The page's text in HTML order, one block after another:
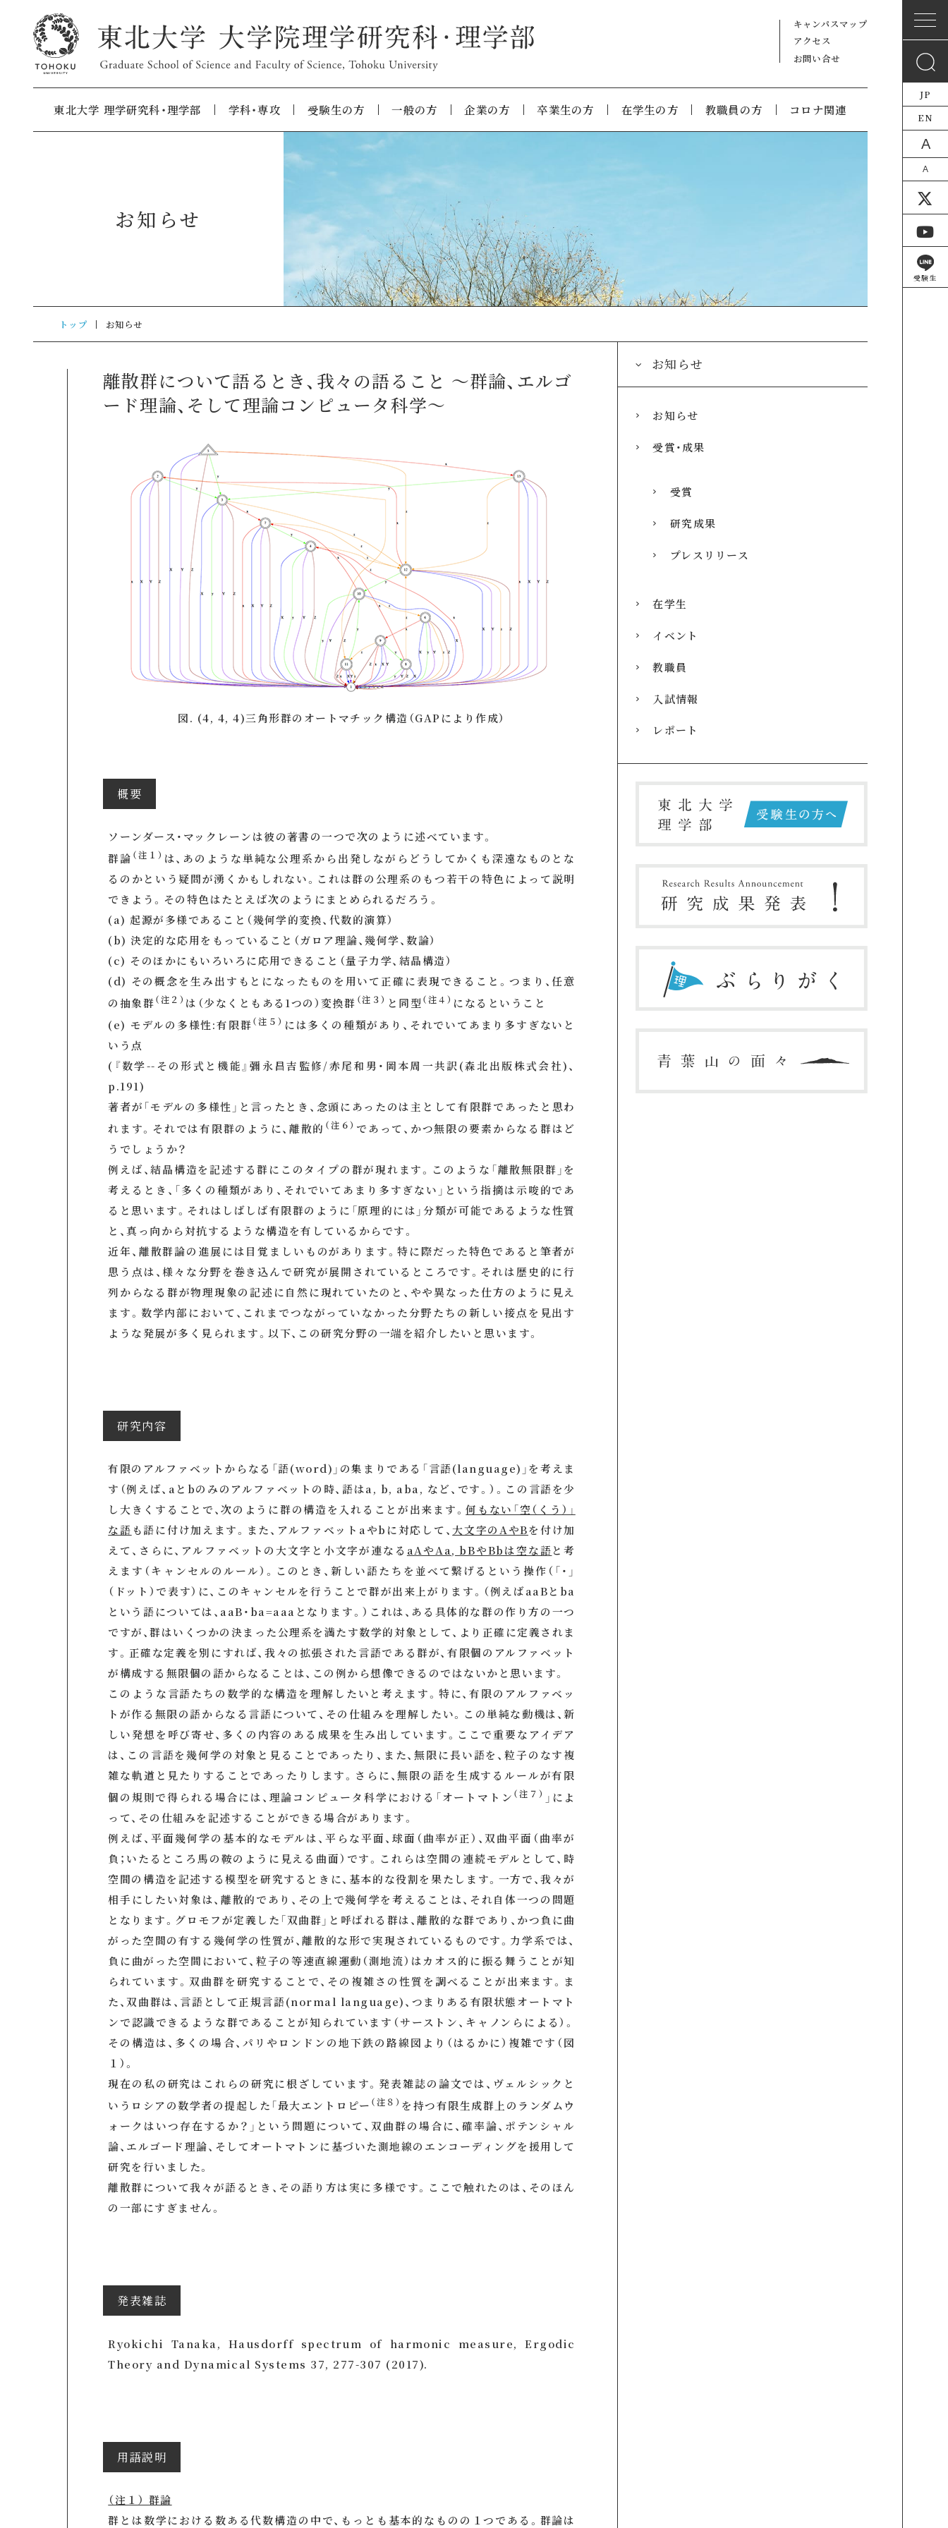
キャンパスマップ
アクセス
お問い合せ
東北大学 理学研究科・理学部 学科・専攻 受験生の方 一般の方 企業の方 卒業生の方 在学生の方 教職員の方 コロナ関連
お知らせ
トップ お知らせ
離散群について語るとき、我々の語ること 〜群論、エルゴ
ード理論、そして理論コンピュータ科学〜
図. (4, 4, 4)三角形群のオートマチック構造（GAPにより作成）
概要
ソーンダース・マックレーンは彼の著書の一つで次のように述べています。
群論 （注１） は、あのような単純な公理系から出発しながらどうしてかくも深遠なものとな
るのかという疑問が湧くかもしれない。これは群の公理系のもつ若干の特色によって説明
できよう。その特色はたとえば次のようにまとめられるだろう。
(a) 起源が多様であること（幾何学的変換、代数的演算）
(b) 決定的な応用をもっていること（ガロア理論、幾何学、数論）
(c) そのほかにもいろいろに応用できること（量子力学、結晶構造）
(d) その概念を生み出すもとになったものを用いて正確に表現できること。つまり、任意
の抽象群（注２） は（少なくともある1つの）変換群 （注３） と同型（注４） になるということ
(e) モデルの多様性:有限群（注５） には多くの種類があり、それでいてあまり多すぎないと
いう点
(『数学--その形式と機能』彌永昌吉監修/赤尾和男・岡本周一共訳(森北出版株式会社)、
p.191)
著者が「モデルの多様性」と言ったとき、念頭にあったのは主として有限群であったと思わ
れます。それでは有限群のように、離散的 （注６） であって、かつ無限の要素からなる群はど
うでしょうか？
例えば、結晶構造を記述する群にこのタイプの群が現れます。このような「離散無限群」を
考えるとき、「多くの種類があり、それでいてあまり多すぎない」という指摘は示唆的であ
ると思います。それはしばしば有限群のように「原理的には」分類が可能であるような性質
と、真っ向から対抗するような構造を有しているからです。
近年、離散群論の進展には目覚ましいものがあります。特に際だった特色であると筆者が
思う点は、様々な分野を巻き込んで研究が展開されているところです。それは歴史的に行
列からなる群が物理現象の記述に自然に現れていたのと、やや異なった仕方のように見え
ます。数学内部において、これまでつながっていなかった分野たちの新しい接点を見出す
ような発展が多く見られます。以下、この研究分野の一端を紹介したいと思います。
研究内容
有限のアルファベットからなる「語(word)」の集まりである「言語(language)」を考えま
す（例えば、aとbのみのアルファベットの時、語はa, b, aba, など、です。）。この言語を少
し大きくすることで、次のように群の構造を入れることが出来ます。何もない「空（くう）」
な語 も語に付け加えます。また、アルファベットaやbに対応して、大文字のAやBを付け加
えて、さらに、アルファベットの大文字と小文字が連なる aAやAa, bBやBbは空な語と考
えます（キャンセルのルール）。このとき、新しい語たちを並べて繋げるという操作（「・」
（ドット）で表す）に、このキャンセルを行うことで群が出来上がります。（例えばaaBとba
という語については、aaB・ba=aaaとなります。）これは、ある具体的な群の作り方の一つ
ですが、群はいくつかの決まった公理系を満たす数学的対象として、より正確に定義されま
す。正確な定義を別にすれば、我々の拡張された言語である群が、有限個のアルファベット
が構成する無限個の語からなることは、この例から想像できるのではないかと思います。
このような言語たちの数学的な構造を理解したいと考えます。特に、有限のアルファベッ
トが作る無限の語からなる言語について、その仕組みを理解したい。この単純な動機は、新
しい発想を呼び寄せ、多くの内容のある成果を生み出しています。ここで重要なアイデア
は、この言語を幾何学の対象と見ることであったり、また、無限に長い語を、粒子のなす複
雑な軌道と見たりすることであったりします。さらに、無限の語を生成するルールが有限
個の規則で得られる場合には、理論コンピュータ科学における「オートマトン （注７） 」によ
って、その仕組みを記述することができる場合があります。
例えば、平面幾何学の基本的なモデルは、平らな平面、球面（曲率が正）、双曲平面（曲率が
負；いたるところ馬の鞍のように見える曲面）です。これらは空間の連続モデルとして、時
空間の構造を記述する模型を研究するときに、基本的な役割を果たします。一方で、我々が
相手にしたい対象は、離散的であり、その上で幾何学を考えることは、それ自体一つの問題
となります。グロモフが定義した「双曲群」と呼ばれる群は、離散的な群であり、かつ負に曲
がった空間の有する幾何学の性質が、離散的な形で実現されているものです。力学系では、
負に曲がった空間において、粒子の等速直線運動（測地流）はカオス的に振る舞うことが知
られています。双曲群を研究することで、その複雑さの性質を調べることが出来ます。ま
た、双曲群は、言語として正規言語(normal language)、つまりある有限状態オートマト
ンで認識できるような群であることが知られています（サーストン、キャノンらによる）。
その構造は、多くの場合、パリやロンドンの地下鉄の路線図より（はるかに）複雑です（図
１）。
現在の私の研究はこれらの研究に根ざしています。発表雑誌の論文では、ヴェルシックと
いうロシアの数学者の提起した「最大エントロピー （注８） を持つ有限生成群上のランダムウ
ォークはいつ存在するか？」という問題について、双曲群の場合に、確率論、ポテンシャル
論、エルゴード理論、そしてオートマトンに基づいた測地線のエンコーディングを援用して
研究を行いました。
離散群について我々が語るとき、その語り方は実に多様です。ここで触れたのは、そのほん
の一部にすぎません。
発表雑誌
Ryokichi Tanaka, Hausdorff spectrum of harmonic measure, Ergodic
Theory and Dynamical Systems 37, 277-307 (2017).
用語説明
（注１） 群論
群とは数学における数ある代数構造の中で、もっとも基本的なものの１つである。群論は
お知らせ
お知らせ
受賞・成果
受賞
研究成果
プレスリリース
在学生
イベント
教職員
入試情報
レポート
JP
EN
A
A
受験生